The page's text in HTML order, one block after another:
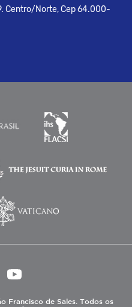
Centro/Norte, Cep 64.000-
Francisco de Sales. Todos os